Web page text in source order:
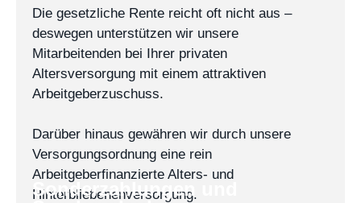
Die gesetzliche Rente reicht oft nicht aus –
deswegen unterstützen wir unsere
Mitarbeitenden bei Ihrer privaten
Altersversorgung mit einem attraktiven
Arbeitgeberzuschuss.
Darüber hinaus gewähren wir durch unsere
Versorgungsordnung eine rein
Arbeitgeberfinanzierte Alters- und
Hinterbliebenenversorgung.
Sonderzahlungen und